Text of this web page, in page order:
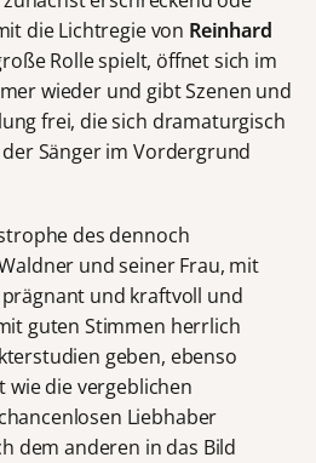
die Lichtregie von Reinhard
Rolle spielt, öffnet sich im
wieder und gibt Szenen und
frei, die sich dramaturgisch
Sänger im Vordergrund
des dennoch
und seiner Frau, mit
und kraftvoll und
guten Stimmen herrlich
geben, ebenso
wie die vergeblichen
Liebhaber
dem anderen in das Bild